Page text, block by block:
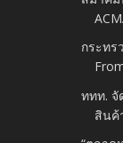
กระทร
ททท. จั
สินค้